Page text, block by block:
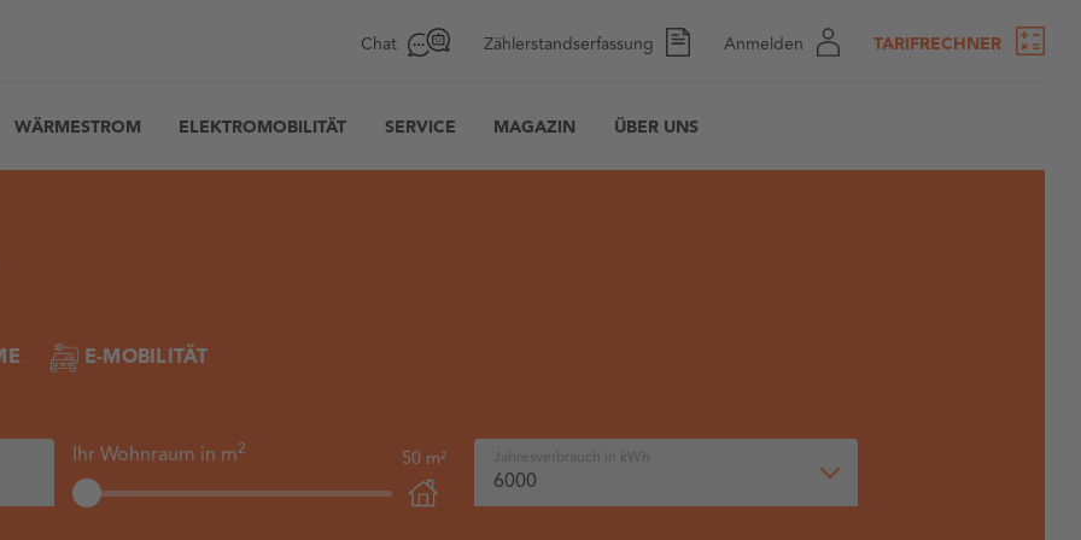
Chat Zählerstandserfassung Anmelden TARIFRECHNER
WÄRMESTROM ELEKTROMOBILITÄT SERVICE MAGAZIN ÜBER UNS
E-MOBILITÄT
Ihr Wohnraum in m2
6000
Jahresverbrauch in kWh